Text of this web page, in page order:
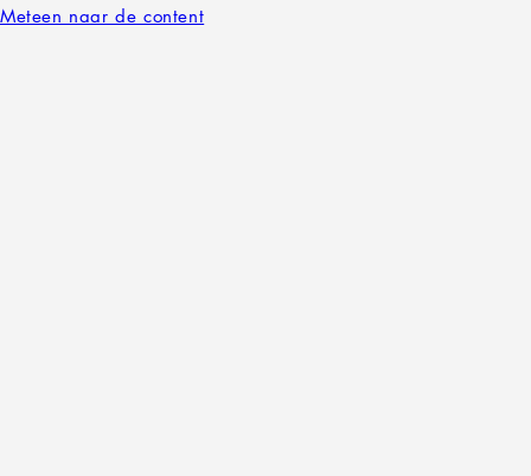
Meteen naar de content